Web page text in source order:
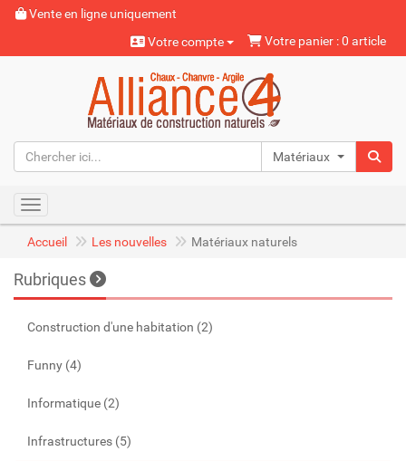
Vente en ligne uniquement
Votre compte
Votre panier : 0 article
Matériaux naturels
Toggle navigation
Accueil Les nouvelles Matériaux naturels
Rubriques
Construction d'une habitation (2)
Funny (4)
Informatique (2)
Infrastructures (5)